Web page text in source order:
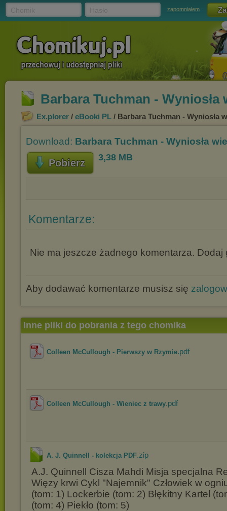
zapomniałem
Barbara Tuchman - Wyniosła
Ex.plorer / eBooki PL / Barbara Tuchman - Wyniosła
Download: Barbara Tuchman - Wyniosła
Pobierz 3,38 MB
Komentarze:
Nie ma jeszcze żadnego komentarza. Dodaj
Aby dodawać komentarze musisz się
Inne pliki do pobrania z tego chomika
Colleen McCullough - Pierwszy w Rzymie.pdf
Colleen McCullough - Wieniec z trawy.pdf
A. J. Quinnell - kolekcja PDF.zip
A.J. Quinnell Cisza Mahdi Misja specjalna
Więzy krwi Cykl "Najemnik" Człowiek w
(tom: 1) Lockerbie (tom: 2) Błękitny Kartel
(tom: 4) Piekło (tom: 5)